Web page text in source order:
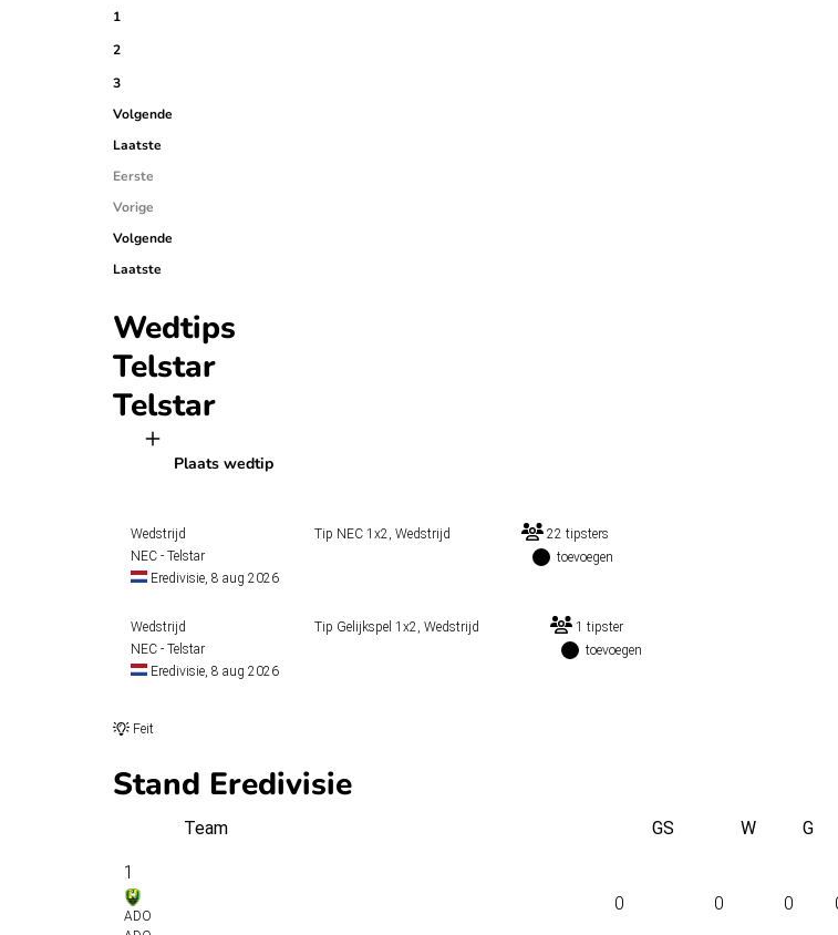
1
2
3
Volgende
Laatste
Eerste
Vorige
Volgende
Laatste
Wedtips
Telstar
Telstar
Plaats wedtip
Wedstrijd
NEC - Telstar
Eredivisie, 8 aug 2026
Tip NEC 1x2, Wedstrijd
22 tipsters
toevoegen
Wedstrijd
NEC - Telstar
Eredivisie, 8 aug 2026
Tip Gelijkspel 1x2, Wedstrijd
1 tipster
toevoegen
Feit
Stand Eredivisie
Team GS W G
1
ADO
0 0 0